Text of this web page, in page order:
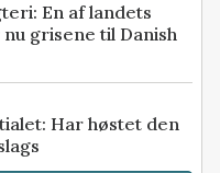
En af landets
grisene til Danish
Har høstet den